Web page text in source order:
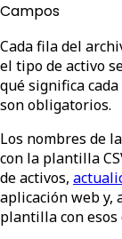
Campos
Cada fila del
el tipo de activo
qué significa
son obligatorios.
Los nombres de
con la plantilla
de activos,
aplicación web y,
plantilla con esos